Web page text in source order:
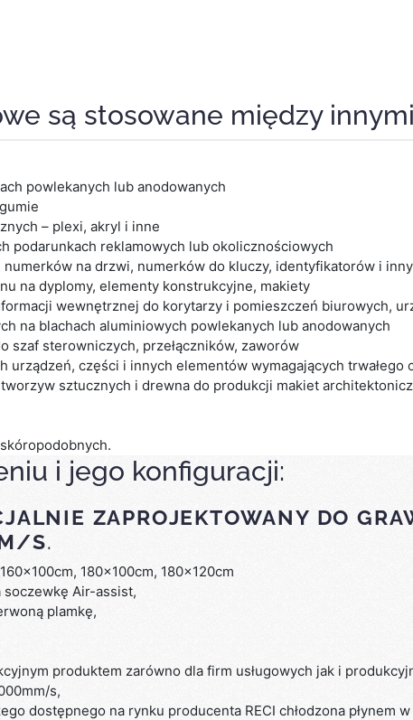
są stosowane między
powlekanych lub anodowanych
– plexi, akryl i inne
podarunkach reklamowych lub okolicznościowych
na drzwi, numerków do kluczy, identyfikatorów i
na dyplomy, elementy konstrukcyjne, makiety
wewnętrznej do korytarzy i pomieszczeń biurowych,
na blachach aluminiowych powlekanych lub anodowanych
szaf sterowniczych, przełączników, zaworów
urządzeń, części i innych elementów wymagających trwałego
sztucznych i drewna do produkcji makiet
i jego konfiguracji:
ZAPROJEKTOWANY DO
S.
180x100cm, 180x120cm
soczewkę Air-assist,
plamkę,
produktem zarówno dla firm usługowych jak i
s,
dostępnego na rynku producenta RECI chłodzona płynem